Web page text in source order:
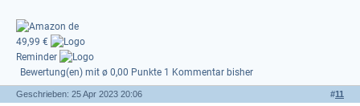
49,99 €
Reminder
Bewertung(en) mit ø 0,00 Punkte 1 Kommentar bisher
#11
Geschrieben: 25 Apr 2023 20:06